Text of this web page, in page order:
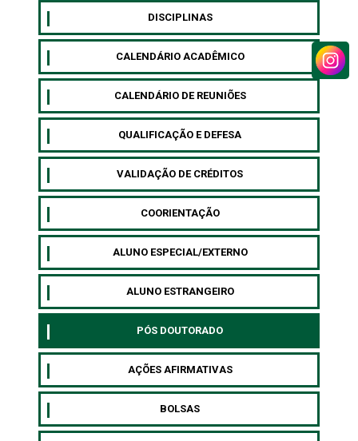
DISCIPLINAS
CALENDÁRIO ACADÊMICO
CALENDÁRIO DE REUNIÕES
QUALIFICAÇÃO E DEFESA
VALIDAÇÃO DE CRÉDITOS
COORIENTAÇÃO
ALUNO ESPECIAL/EXTERNO
⁠ALUNO ESTRANGEIRO
⁠PÓS DOUTORADO
AÇÕES AFIRMATIVAS
BOLSAS